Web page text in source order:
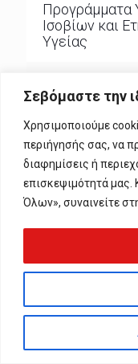
Σεβόμαστε την
Χρησιμοποιούμε
περιήγησής σας, να
διαφημίσεις ή
επισκεψιμότητά μας.
Όλων», συναινείτε
Προγράμματα
Ισοβίων και
Υγείας
© 2024 1 Axia. All